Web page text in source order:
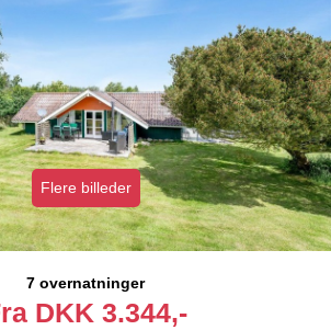
Flere billeder
7 overnatninger
DKK 3.344,-